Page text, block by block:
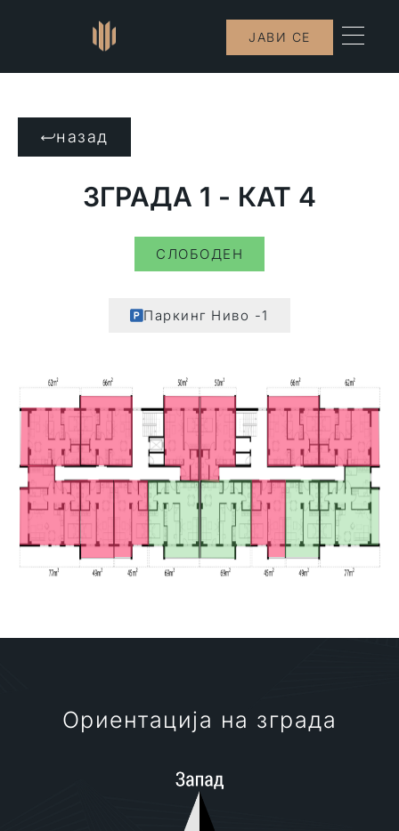
ЈАВИ СЕ
назад
ЗГРАДА 1 - КАТ 4
СЛОБОДЕН
Паркинг Ниво -1
Ориентација на зграда